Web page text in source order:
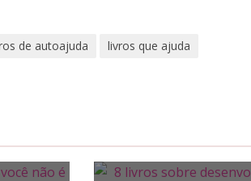
de autoajuda
livros que ajuda